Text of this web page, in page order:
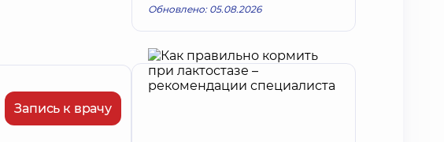
Запись к врачу
Обновлено: 05.08.2026